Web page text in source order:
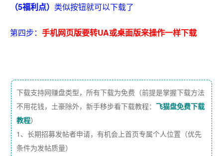
（5福利点） 类似按钮就可以下载了
第四步： 手机网页版要转UA或桌面版来操作一样下载
下载支持网赚盘类型，所有下载为免费（前提是掌握下载方法
不用花钱，土豪除外，新手移步看下载教程： 飞猫盘免费下载
教程）
1、长期招募发帖者申请，有机会上首页专属个人位置（优先
条件为发帖质量）